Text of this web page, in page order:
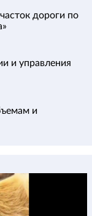
дороги по
и управления
и